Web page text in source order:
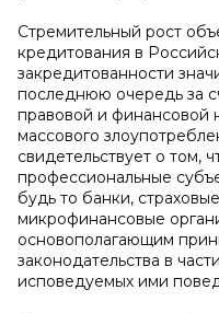
Стремительный рост
кредитования в
закредитованности
последнюю очередь за
правовой и финансовой
массового
свидетельствует о том,
профессиональные
будь то банки,
микрофинансовые
основополагающим
законодательства в
исповедуемых ими